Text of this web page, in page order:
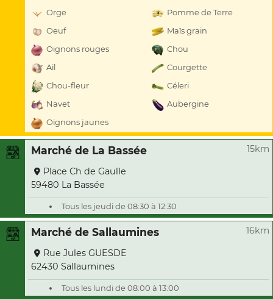
Orge
Pomme de Terre
Oeuf
Maïs grain
Oignons rouges
Chou
Ail
Courgette
Chou-fleur
Céleri
Navet
Aubergine
Oignons jaunes
Marché de La Bassée 15km
Place Ch de Gaulle
59480 La Bassée
Tous les jeudi de 08:30 à 12:30
Marché de Sallaumines 16km
Rue Jules GUESDE
62430 Sallaumines
Tous les lundi de 08:00 à 13:00